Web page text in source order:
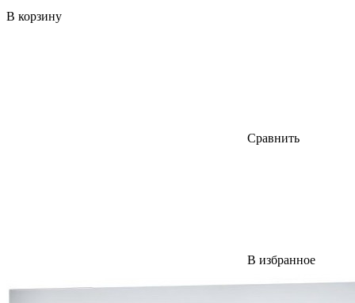
В корзину
Сравнить
В избранное